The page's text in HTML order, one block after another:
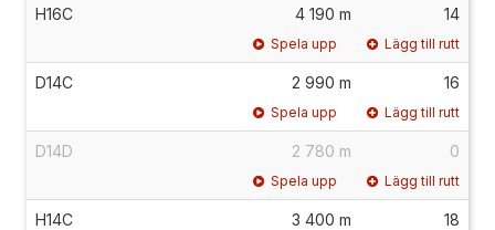
H16C 4 190 m 14
Spela upp Lägg till rutt
D14C 2 990 m 16
Spela upp Lägg till rutt
D14D 2 780 m 0
Spela upp Lägg till rutt
H14C 3 400 m 18